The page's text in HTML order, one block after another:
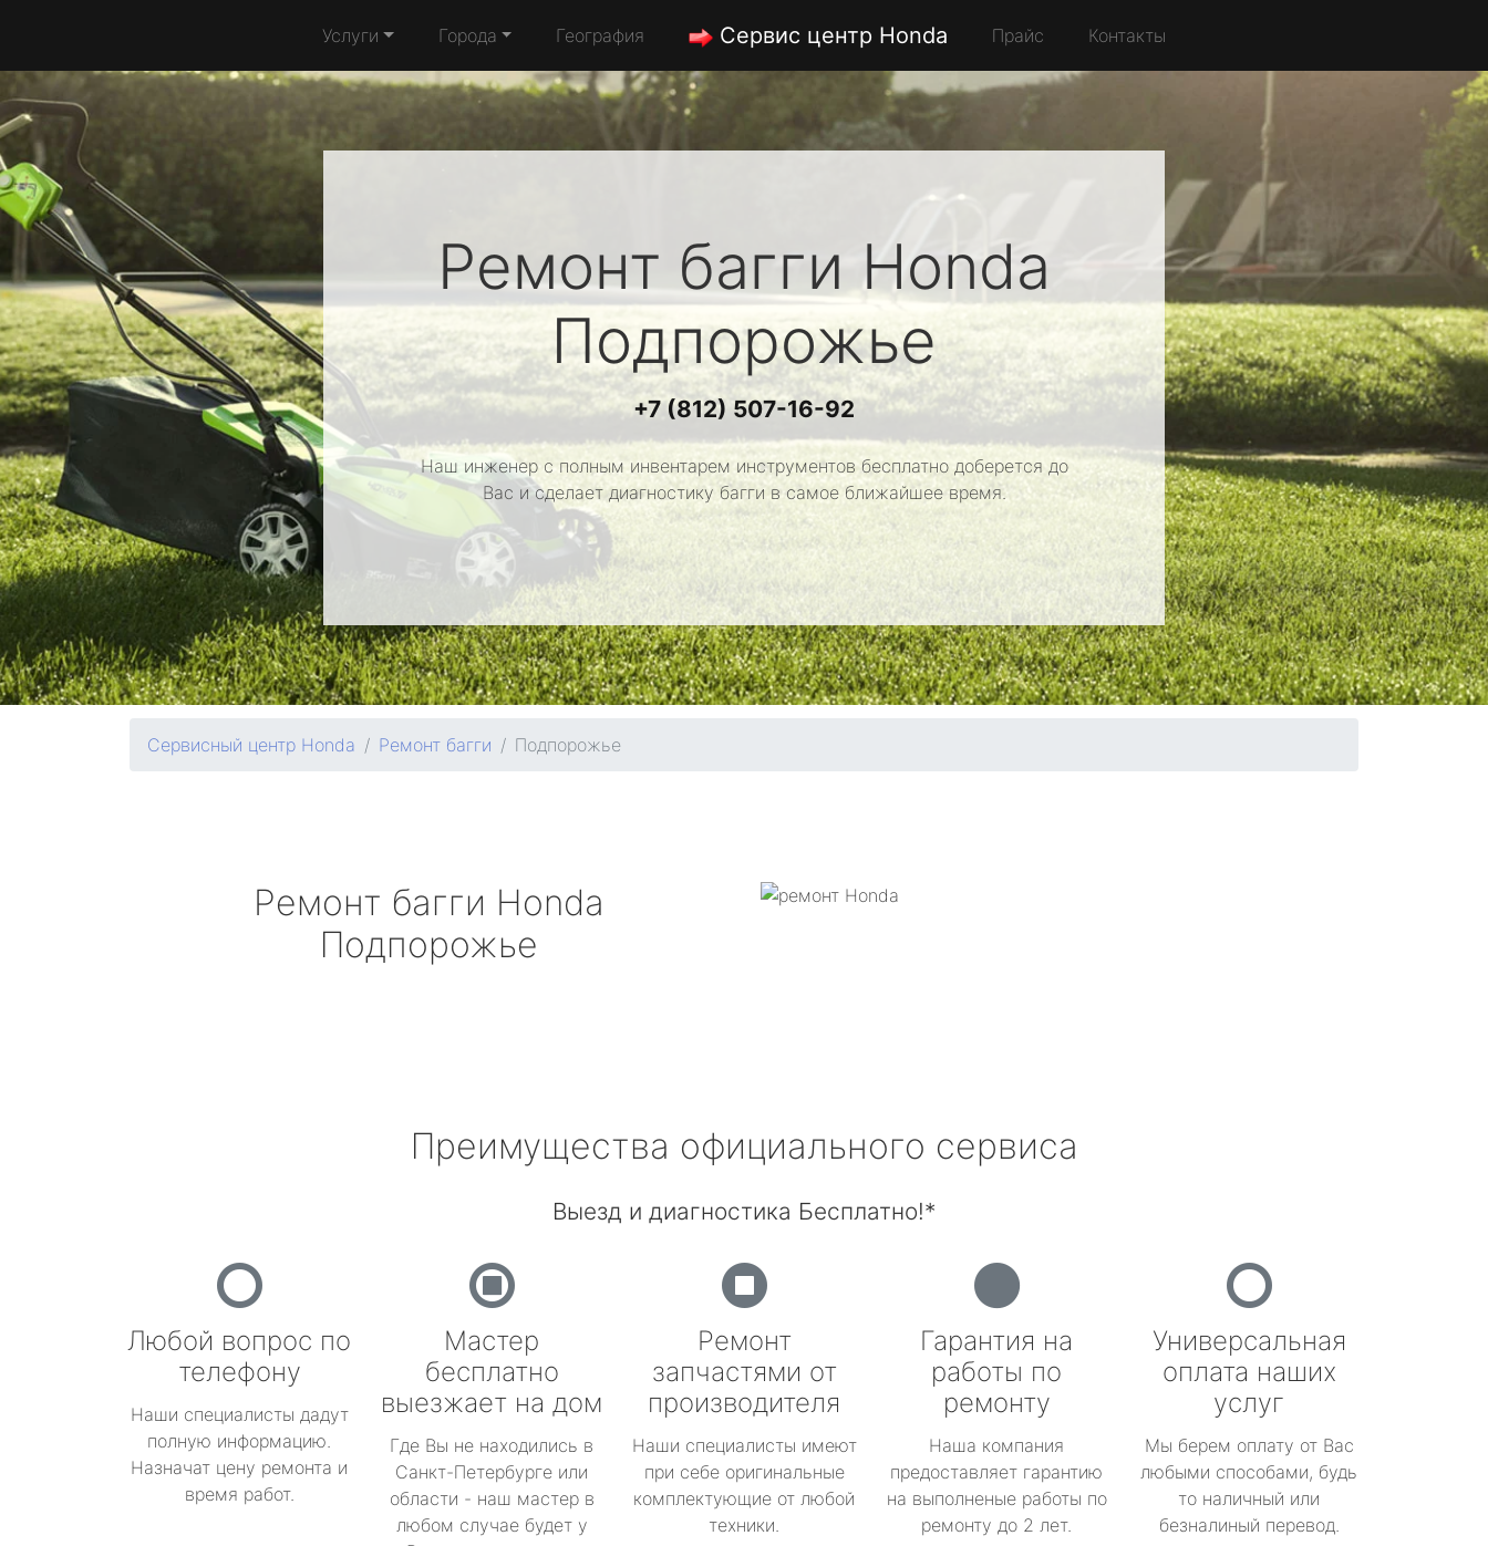
Услуги Города География Сервис центр Honda Прайс Контакты
Ремонт багги Honda
Подпорожье
+7 (812) 507-16-92
Наш инженер с полным инвентарем инструментов бесплатно доберется до
Вас и сделает диагностику багги в самое ближайшее время.
Сервисный центр Honda Ремонт багги Подпорожье
Ремонт багги Honda
Подпорожье
Преимущества официального сервиса
Выезд и диагностика Бесплатно!*
Любой вопрос по
телефону
Наши специалисты дадут
полную информацию.
Назначат цену ремонта и
время работ.
Мастер
бесплатно
выезжает на дом
Где Вы не находились в
Санкт-Петербурге или
области - наш мастер в
любом случае будет у
Ремонт
запчастями от
производителя
Наши специалисты имеют
при себе оригинальные
комплектующие от любой
техники.
Гарантия на
работы по
ремонту
Наша компания
предоставляет гарантию
на выполненые работы по
ремонту до 2 лет.
Универсальная
оплата наших
услуг
Мы берем оплату от Вас
любыми способами, будь
то наличный или
безналиный перевод.